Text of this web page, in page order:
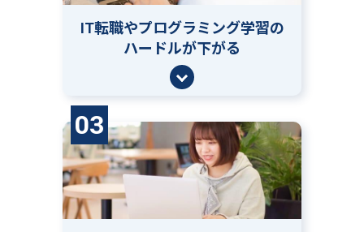
IT転職やプログラミング学習の
ハードルが下がる
03